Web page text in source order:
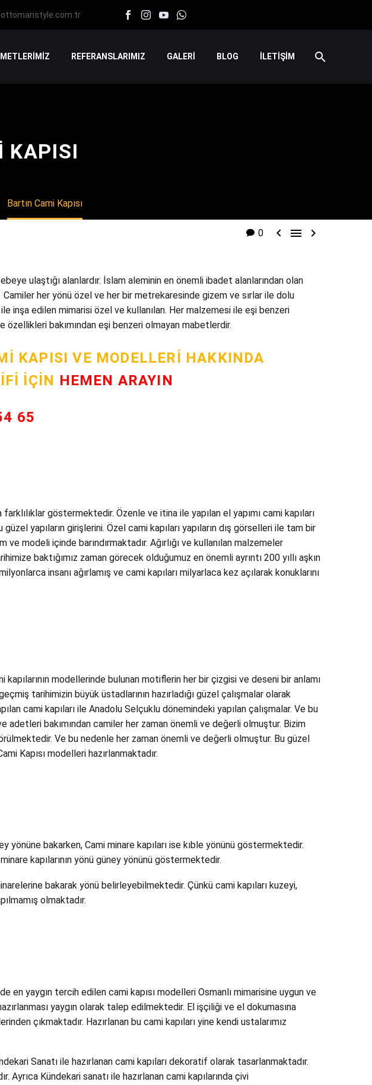
REFERANSLARIMIZ GALERİ BLOG İLETİŞİM
KAPISI
Bartın Cami Kapısı
0   
ulaştığı alanlardır. İslam aleminin en önemli ibadet alanlarından olan
her yönü özel ve her bir metrekaresinde gizem ve sırlar ile dolu
inşa edilen mimarisi özel ve kullanılan. Her malzemesi ile eşi benzeri
bakımından eşi benzeri olmayan mabetlerdir.
KAPISI VE MODELLERI HAKKINDA
İÇIN HEMEN ARAYIN
65
göstermektedir. Özenle ve itina ile yapılan el yapımı cami kapıları
yapıların girişlerini. Özel cami kapıları yapıların dış görselleri ile tam bir
ve modeli içinde barındırmaktadır. Ağırlığı ve kullanılan malzemeler
baktığımız zaman görecek olduğumuz en önemli ayrıntı 200 yıllı aşkın
insanı ağırlamış ve cami kapıları milyarlaca kez açılarak konuklarını
modellerinde bulunan motiflerin her bir çizgisi ve deseni bir anlamı
tarihimizin büyük üstadlarının hazırladığı güzel çalışmalar olarak
cami kapıları ile Anadolu Selçuklu dönemindeki yapılan çalışmalar. Ve bu
bakımından camiler her zaman önemli ve değerli olmuştur. Bizim
Ve bu nedenle her zaman önemli ve değerli olmuştur. Bu güzel
Kapısı modelleri hazırlanmaktadır.
yönüne bakarken, Cami minare kapıları ise kıble yönünü göstermektedir.
kapılarının yönü güney yönünü göstermektedir.
bakarak yönü belirleyebilmektedir. Çünkü cami kapıları kuzeyi,
olmaktadır.
en yaygın tercih edilen cami kapısı modelleri Osmanlı mimarisine uygun ve
yaygın olarak talep edilmektedir. El işçiliği ve el dokumasına
çıkmaktadır. Hazırlanan bu cami kapıları yine kendi ustalarımız
Sanatı ile hazırlanan cami kapıları dekoratif olarak tasarlanmaktadır.
Ayrıca Kündekari sanatı ile hazırlanan cami kapılarında çivi